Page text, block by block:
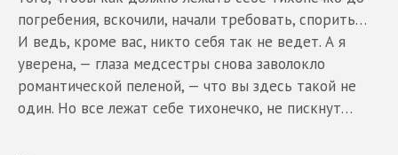
погребения, вскочили, начали требовать, спорить…
И ведь, кроме вас, никто себя так не ведет. А я
уверена, — глаза медсестры снова заволокло
романтической пеленой, — что вы здесь такой не
один. Но все лежат себе тихонечко, не пискнут…